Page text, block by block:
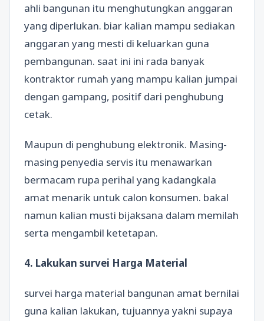
ahli bangunan itu menghutungkan anggaran
yang diperlukan. biar kalian mampu sediakan
anggaran yang mesti di keluarkan guna
pembangunan. saat ini ini rada banyak
kontraktor rumah yang mampu kalian jumpai
dengan gampang, positif dari penghubung
cetak.
Maupun di penghubung elektronik. Masing-
masing penyedia servis itu menawarkan
bermacam rupa perihal yang kadangkala
amat menarik untuk calon konsumen. bakal
namun kalian musti bijaksana dalam memilah
serta mengambil ketetapan.
4. Lakukan survei Harga Material
survei harga material bangunan amat bernilai
guna kalian lakukan, tujuannya yakni supaya